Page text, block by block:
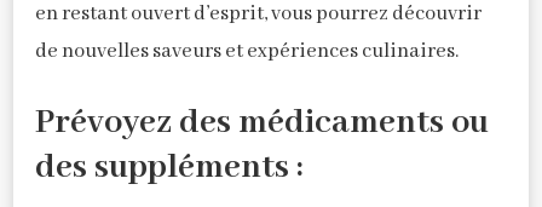
en restant ouvert d’esprit, vous pourrez découvrir
de nouvelles saveurs et expériences culinaires.
Prévoyez des médicaments ou
des suppléments :